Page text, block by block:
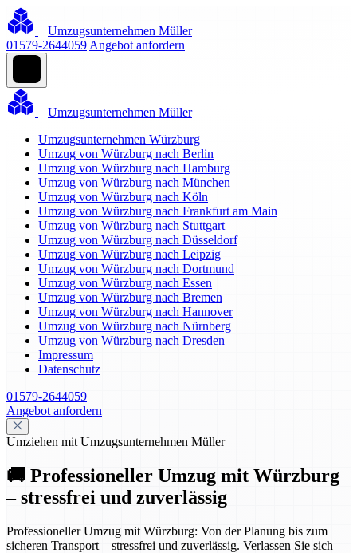
Umzugsunternehmen Müller
01579-2644059 Angebot anfordern
Umzugsunternehmen Müller
Umzugsunternehmen Würzburg
Umzug von Würzburg nach Berlin
Umzug von Würzburg nach Hamburg
Umzug von Würzburg nach München
Umzug von Würzburg nach Köln
Umzug von Würzburg nach Frankfurt am Main
Umzug von Würzburg nach Stuttgart
Umzug von Würzburg nach Düsseldorf
Umzug von Würzburg nach Leipzig
Umzug von Würzburg nach Dortmund
Umzug von Würzburg nach Essen
Umzug von Würzburg nach Bremen
Umzug von Würzburg nach Hannover
Umzug von Würzburg nach Nürnberg
Umzug von Würzburg nach Dresden
Impressum
Datenschutz
01579-2644059
Angebot anfordern
Umziehen mit Umzugsunternehmen Müller
🚚 Professioneller Umzug mit Würzburg
– stressfrei und zuverlässig
Professioneller Umzug mit Würzburg: Von der Planung bis zum
sicheren Transport – stressfrei und zuverlässig. Verlassen Sie sich